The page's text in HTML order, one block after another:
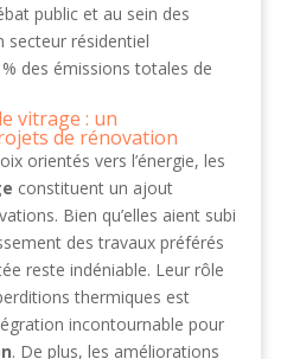
public et au sein des
secteur résidentiel
des émissions totales de
vitrage : un
de rénovation
orientés vers l’énergie, les
constituent un ajout
Bien qu’elles aient subi
des travaux préférés
reste indéniable. Leur rôle
thermiques est
incontournable pour
. De plus, les améliorations